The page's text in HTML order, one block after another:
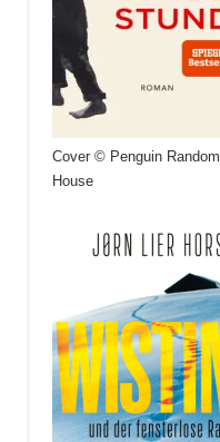
Cover © Penguin Random
House